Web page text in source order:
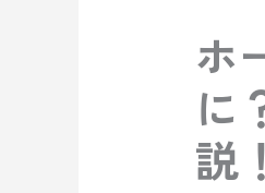
ホ
に
説！